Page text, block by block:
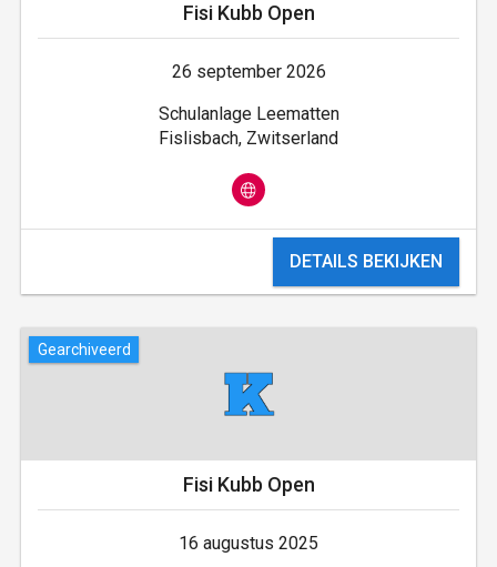
Fisi Kubb Open
26 september 2026
Schulanlage Leematten
Fislisbach, Zwitserland
DETAILS BEKIJKEN
Gearchiveerd
Fisi Kubb Open
16 augustus 2025